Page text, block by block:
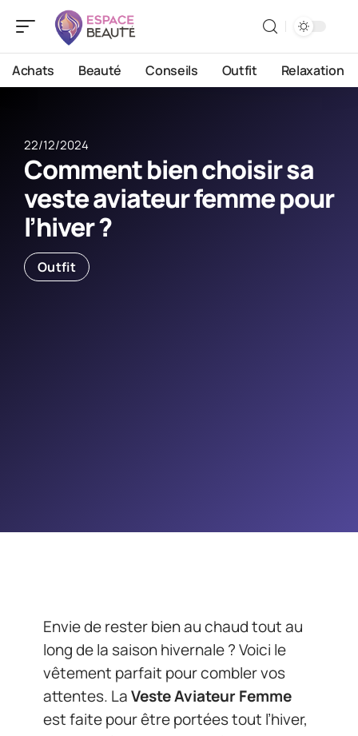
Achats Beauté Conseils Outfit Relaxation
22/12/2024
Comment bien choisir sa
veste aviateur femme pour
l’hiver ?
Outfit
Envie de rester bien au chaud tout au
long de la saison hivernale ? Voici le
vêtement parfait pour combler vos
attentes. LaVeste Aviateur Femme
est faite pour être portées tout l’hiver,